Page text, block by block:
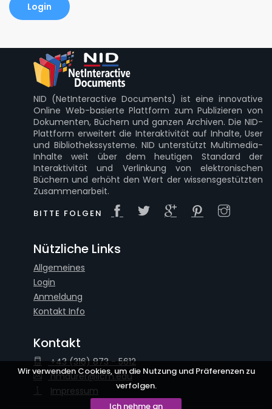
Wir verwenden Cookies, um die Nutzung und Präferenzen zu
verfolgen.
Ich nehme an
Login
NID (NetInteractive Documents) ist eine innovative
Online Web-basierte Plattform zum Publizieren von
Dokumenten, Büchern und ganzen Archiven. Die NID-
Plattform erweitert die Interaktivität auf Inhalte, User
und Bibliothekssysteme. NID unterstützt Multimedia-
Inhalte weit über dem heutigen Standard der
Interaktivität und Verlinkung von elektronischen
Büchern und erhöht den Wert der wissensgestützten
Zusammenarbeit.
BITTE FOLGEN
Nützliche Links
Allgemeines
Login
Anmeldung
Kontakt Info
Kontakt
+43 (316) 873 - 5612
hmaurer@iicm.edu
Impressum